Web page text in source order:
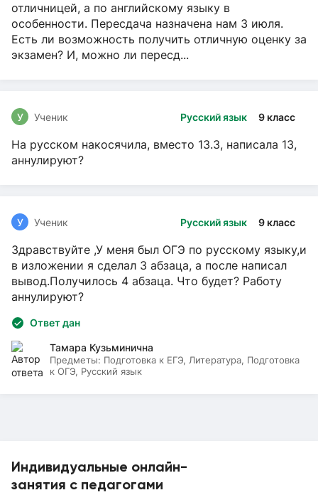
Индивидуальные онлайн-
занятия с педагогами
отличницей, а по английскому языку в
особенности. Пересдача назначена нам 3 июля.
Есть ли возможность получить отличную оценку за
экзамен? И, можно ли пересд...
Русский язык 9 класс
У Ученик
На русском накосячила, вместо 13.3, написала 13,
аннулируют?
Русский язык 9 класс
У Ученик
Здравствуйте ,У меня был ОГЭ по русскому языку,и
в изложении я сделал 3 абзаца, а после написал
вывод.Получилось 4 абзаца. Что будет? Работу
аннулируют?
Ответ дан
Тамара Кузьминична
Предметы: Подготовка к ЕГЭ, Литература, Подготовка
к ОГЭ, Русский язык